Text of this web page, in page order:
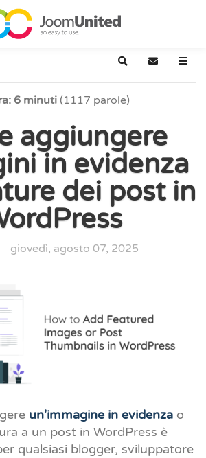
principale
Cerca Iscriviti al
6 minuti (1117 parole)
aggiungere
in evidenza
dei post in
giovedì, agosto 07, 2025
un'immagine in evidenzao
a un post in WordPress è
qualsiasi blogger, sviluppatore